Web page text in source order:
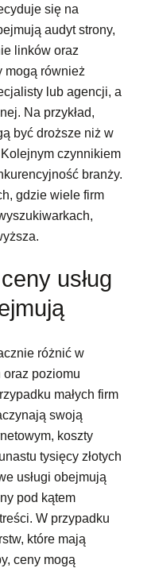
się na
audyt strony,
linków oraz
mogą również
lub agencji, a
Na przykład,
być droższe niż w
czynnikiem
branży.
gdzie wiele firm
usług
różnić w
oraz poziomu
małych firm
swoją
koszty
tysięcy złotych
usługi obejmują
pod kątem
W przypadku
które mają
ceny mogą